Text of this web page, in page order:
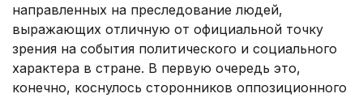
направленных на преследование людей,
выражающих отличную от официальной точку
зрения на события политического и социального
характера в стране. В первую очередь это,
конечно, коснулось сторонников оппозиционного